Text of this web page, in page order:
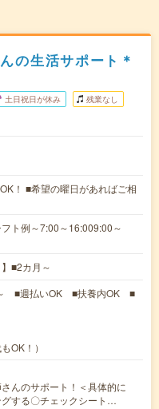
の生活サポート＊
土日祝日が休み 残業なし
！ ■希望の曜日があればご相
ト例～7:00～16:009:00～
■2カ月～
■週払いOK ■扶養内OK ■
OK！）
んのサポート！＜具体的に
する〇チェックシート…